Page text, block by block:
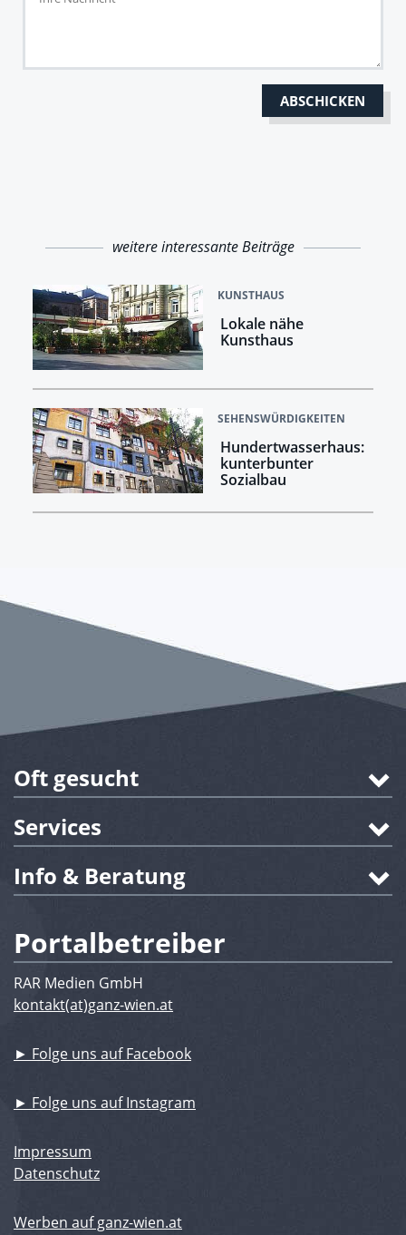
weitere interessante Beiträge
KUNSTHAUS
Lokale nähe
Kunsthaus
SEHENSWÜRDIGKEITEN
Hundertwasserhaus:
kunterbunter
Sozialbau
Oft gesucht
Services
Info & Beratung
Portalbetreiber
RAR Medien GmbH
kontakt(at)ganz-wien.at
► Folge uns auf Facebook
► Folge uns auf Instagram
Impressum
Datenschutz
Werben auf ganz-wien.at